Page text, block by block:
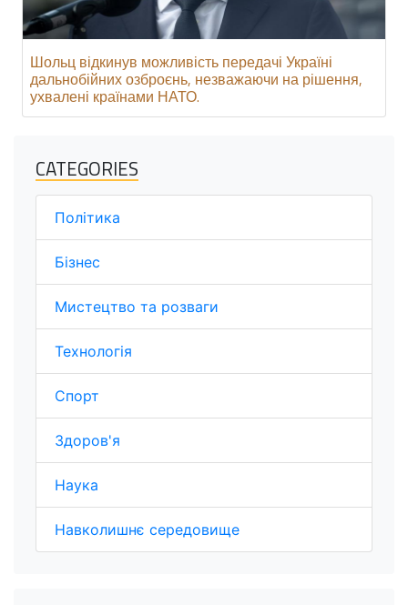
Шольц відкинув можливість передачі Україні
дальнобійних озброєнь, незважаючи на рішення,
ухвалені країнами НАТО.
CATEGORIES
Політика
Бізнес
Мистецтво та розваги
Технологія
Спорт
Здоров'я
Наука
Навколишнє середовище